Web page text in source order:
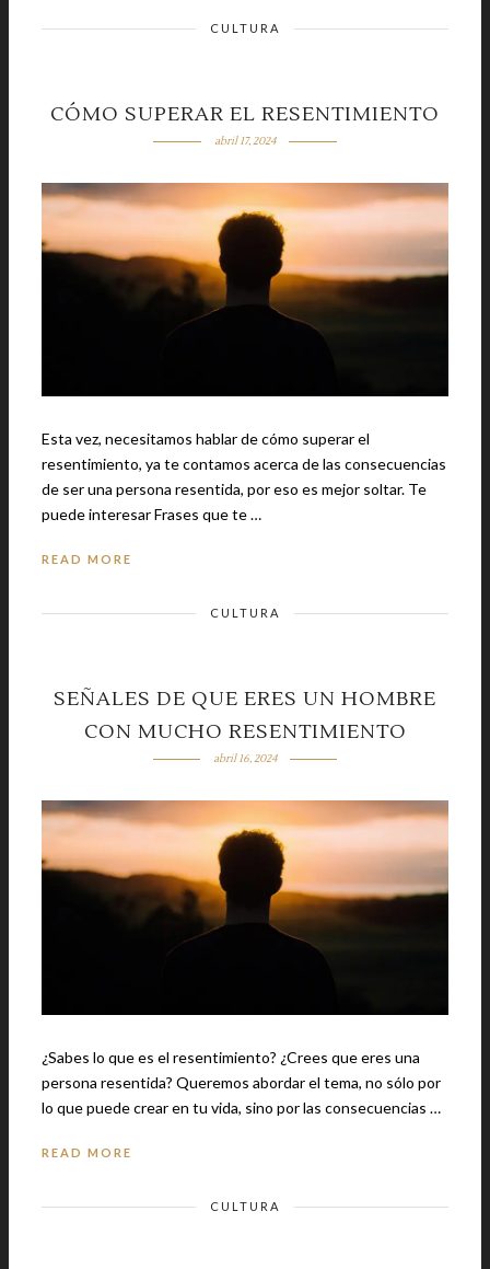
CULTURA
CÓMO SUPERAR EL RESENTIMIENTO
abril 17, 2024
Esta vez, necesitamos hablar de cómo superar el
resentimiento, ya te contamos acerca de las consecuencias
de ser una persona resentida, por eso es mejor soltar. Te
puede interesar Frases que te …
READ MORE
CULTURA
SEÑALES DE QUE ERES UN HOMBRE
CON MUCHO RESENTIMIENTO
abril 16, 2024
¿Sabes lo que es el resentimiento? ¿Crees que eres una
persona resentida? Queremos abordar el tema, no sólo por
lo que puede crear en tu vida, sino por las consecuencias …
READ MORE
CULTURA